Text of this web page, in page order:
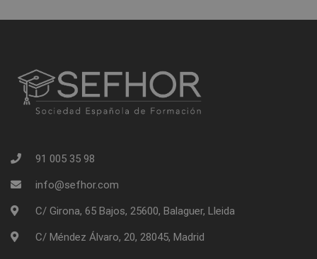
91 005 35 98
info@sefhor.com
C/ Girona, 65 Bajos, 25600, Balaguer, Lleida
C/ Méndez Álvaro, 20, 28045, Madrid